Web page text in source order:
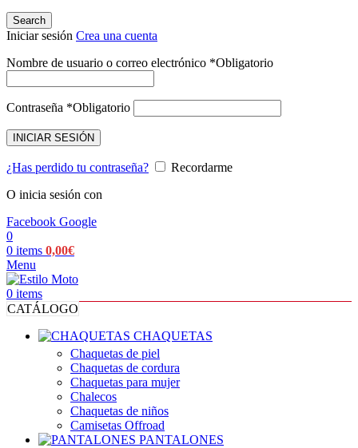
Search
Iniciar sesión Crea una cuenta
Nombre de usuario o correo electrónico *Obligatorio
Contraseña *Obligatorio
INICIAR SESIÓN
¿Has perdido tu contraseña?
Recordarme
O inicia sesión con
Facebook Google
0
0 items 0,00€
Menu
0 items
CATÁLOGO
CHAQUETAS
Chaquetas de piel
Chaquetas de cordura
Chaquetas para mujer
Chalecos
Chaquetas de niños
Camisetas Offroad
PANTALONES